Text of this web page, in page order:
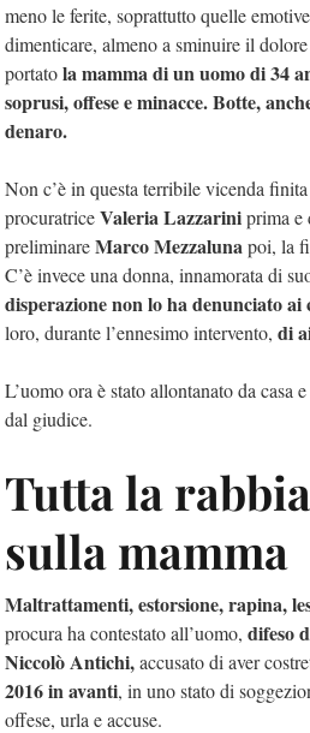
meno le ferite, soprattutto quelle
dimenticare, almeno a sminuire il
portatola mamma di un uomo di 34
soprusi, offese e minacce.Botte,
denaro.
Non c’è in questa terribile vicenda
procuratriceValeria Lazzariniprima e
preliminareMarco Mezzalunapoi, la
C’è invece una donna, innamorata di
disperazione non lo ha denunciato
loro, durante l’ennesimo intervento, di
L’uomo ora è stato allontanato da casa
dal giudice.
Tutta la
sulla mamma
Maltrattamenti, estorsione, rapina,
procura ha contestato all’uomo, difeso
Niccolò Antichi,accusato di aver
2016 in avanti, in uno stato di
offese, urla e accuse.